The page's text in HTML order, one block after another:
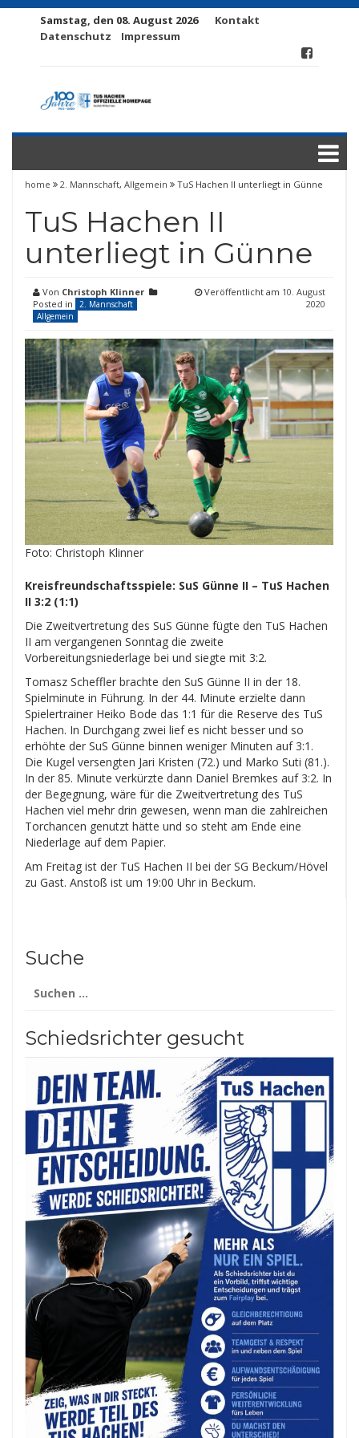
Samstag, den 08. August 2026
Kontakt
Datenschutz
Impressum
home 2. Mannschaft, Allgemein TuS Hachen II unterliegt in Günne
TuS Hachen II
unterliegt in Günne
Von Christoph Klinner
Posted in
2. Mannschaft
Allgemein
Veröffentlicht am 10. August
2020
Foto: Christoph Klinner
Kreisfreundschaftsspiele: SuS Günne II – TuS Hachen
II 3:2 (1:1)
Die Zweitvertretung des SuS Günne fügte den TuS Hachen
II am vergangenen Sonntag die zweite
Vorbereitungsniederlage bei und siegte mit 3:2.
Tomasz Scheffler brachte den SuS Günne II in der 18.
Spielminute in Führung. In der 44. Minute erzielte dann
Spielertrainer Heiko Bode das 1:1 für die Reserve des TuS
Hachen. In Durchgang zwei lief es nicht besser und so
erhöhte der SuS Günne binnen weniger Minuten auf 3:1.
Die Kugel versengten Jari Kristen (72.) und Marko Suti (81.).
In der 85. Minute verkürzte dann Daniel Bremkes auf 3:2. In
der Begegnung, wäre für die Zweitvertretung des TuS
Hachen viel mehr drin gewesen, wenn man die zahlreichen
Torchancen genutzt hätte und so steht am Ende eine
Niederlage auf dem Papier.
Am Freitag ist der TuS Hachen II bei der SG Beckum/Hövel
zu Gast. Anstoß ist um 19:00 Uhr in Beckum.
Suche
nach:
Schiedsrichter gesucht